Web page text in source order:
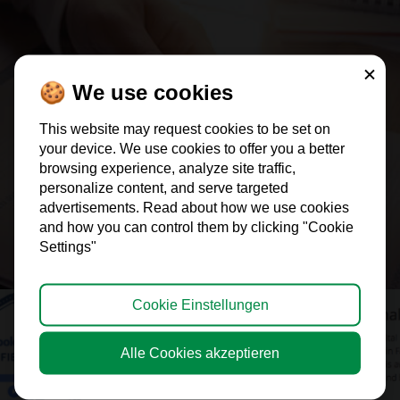
> Kostenloser Scan
> ERFAHRE MEHR
🍪 We use cookies
This website may request cookies to be set on
your device. We use cookies to offer you a better
browsing experience, analyze site traffic,
personalize content, and serve targeted
advertisements. Read about how we use cookies
and how you can control them by clicking "Cookie
Settings"
Cookie Einstellungen
Alle Cookies akzeptieren